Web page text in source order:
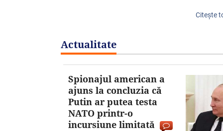
Citeşte
Actualitate
Spionajul american a
ajuns la concluzia că
Putin ar putea testa
NATO printr-o
incursiune limitată